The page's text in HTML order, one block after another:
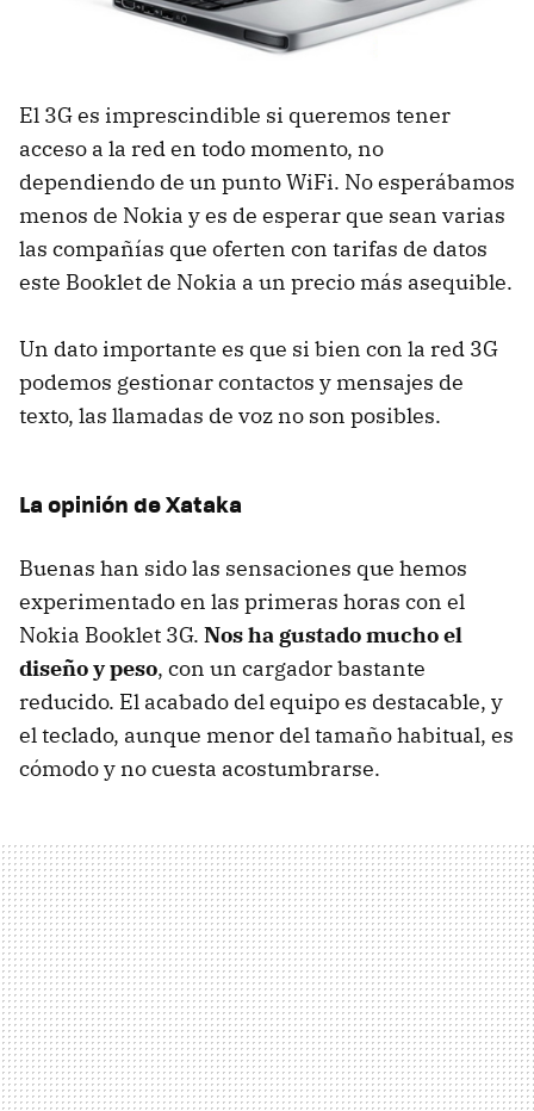
El 3G es imprescindible si queremos tener
acceso a la red en todo momento, no
dependiendo de un punto WiFi. No esperábamos
menos de Nokia y es de esperar que sean varias
las compañías que oferten con tarifas de datos
este Booklet de Nokia a un precio más asequible.
Un dato importante es que si bien con la red 3G
podemos gestionar contactos y mensajes de
texto, las llamadas de voz no son posibles.
La opinión de Xataka
Buenas han sido las sensaciones que hemos
experimentado en las primeras horas con el
Nokia Booklet 3G. Nos ha gustado mucho el
diseño y peso, con un cargador bastante
reducido. El acabado del equipo es destacable, y
el teclado, aunque menor del tamaño habitual, es
cómodo y no cuesta acostumbrarse.